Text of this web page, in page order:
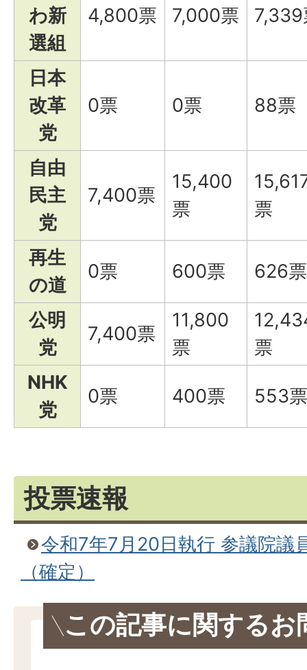
わ新
選組
4,800票 7,000票 7,339
日本
改革
党
0票 0票 88票
自由
民主
党
7,400票
15,400
票
票
再生
の道
0票 600票 626票
公明
党
7,400票
11,800
票
票
NHK
党
0票 400票 553票
投票速報
令和7年7月20日執行 参議院議
（確定）
この記事に関するお